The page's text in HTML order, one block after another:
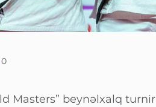
0
Masters” beynəlxalq